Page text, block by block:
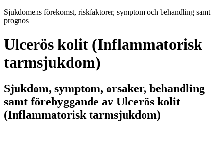
Sjukdomens förekomst, riskfaktorer, symptom och behandling samt
prognos
Ulcerös kolit (Inflammatorisk
tarmsjukdom)
Sjukdom, symptom, orsaker, behandling
samt förebyggande av Ulcerös kolit
(Inflammatorisk tarmsjukdom)